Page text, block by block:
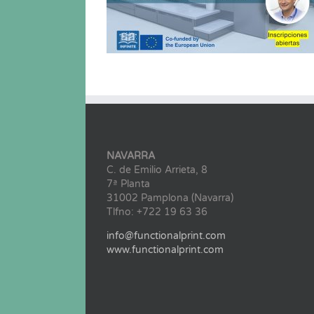
NAVARRA
C. de Emilio Arrieta, 8
7ª Planta
31002 Pamplona (Navarra)
Tlfno: +722 19 63 36
info@functionalprint.com
www.functionalprint.com